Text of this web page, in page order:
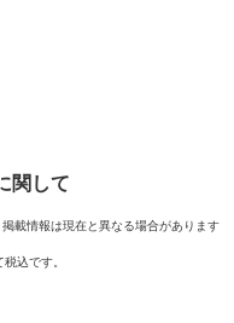
関して
載情報は現在と異なる場合があります
込です。